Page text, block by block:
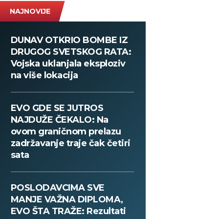
NAJNOVIJE
DUNAV OTKRIO BOMBE IZ
DRUGOG SVETSKOG RATA:
Vojska uklanjala eksploziv
na više lokacija
EVO GDE SE JUTROS
NAJDUŽE ČEKALO: Na
ovom graničnom prelazu
zadržavanje traje čak četiri
sata
POSLODAVCIMA SVE
MANJE VAŽNA DIPLOMA,
EVO ŠTA TRAŽE: Rezultati